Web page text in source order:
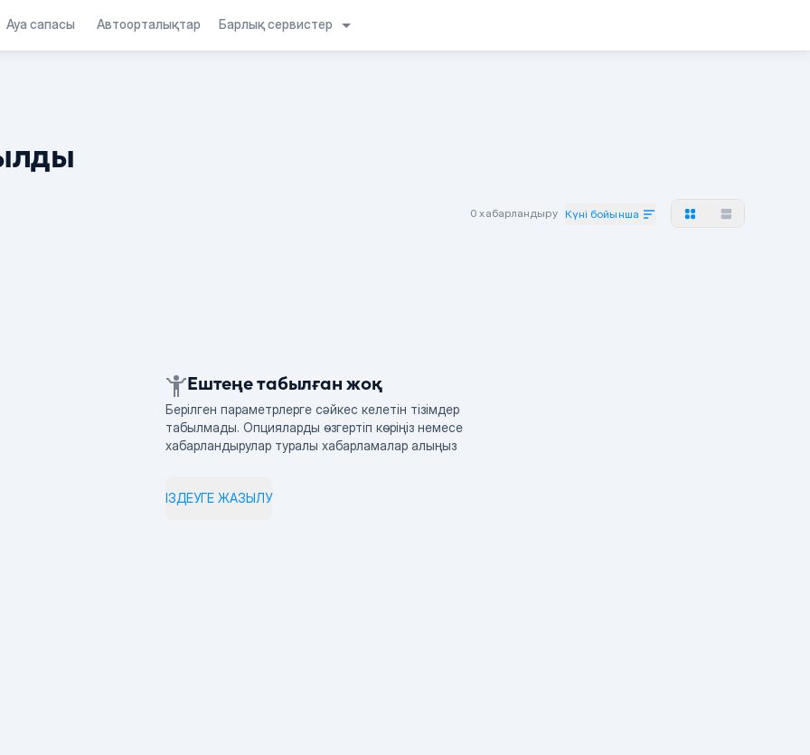
Ауа сапасы Автоорталықтар Барлық сервистер
0 хабарландыру Күні бойынша
Ештеңе табылған жоқ
Берілген параметрлерге сәйкес келетін тізімдер
табылмады. Опцияларды өзгертіп көріңіз немесе
хабарландырулар туралы хабарламалар алыңыз
ІЗДЕУГЕ ЖАЗЫЛУ